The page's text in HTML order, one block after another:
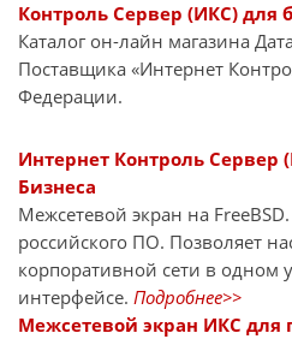
Контроль Сервер (ИКС) для
Каталог он-лайн магазина
Поставщика «Интернет
Федерации.
Интернет Контроль Сервер
Бизнеса
Межсетевой экран на
российского ПО. Позволяет
корпоративной сети в одном
интерфейсе. Подробнее>>
Межсетевой экран ИКС для